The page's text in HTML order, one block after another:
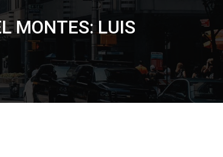
MONTES: LUIS